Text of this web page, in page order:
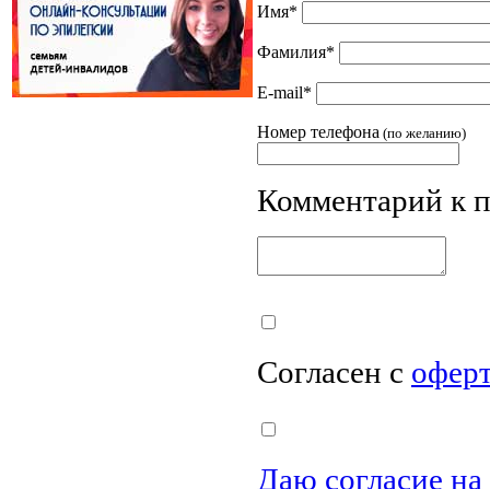
Имя*
Фамилия*
E-mail*
Номер телефона (по желанию)
Комментарий к
Согласен с
Даю согласие